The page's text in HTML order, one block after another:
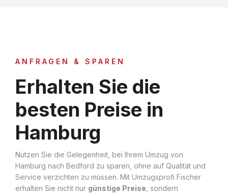
ANFRAGEN & SPAREN
Erhalten Sie die
besten Preise in
Hamburg
Nutzen Sie die Gelegenheit, bei Ihrem Umzug von
Hamburg nach Bedford zu sparen, ohne auf Qualität und
Service verzichten zu müssen. Mit Umzugsprofi Fischer
erhalten Sie nicht nur günstige Preise , sondern